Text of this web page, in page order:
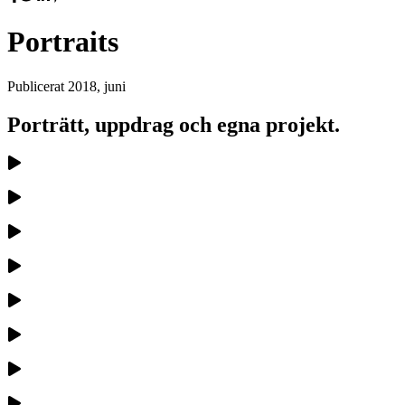
Portraits
Publicerat 2018, juni
Porträtt, uppdrag och egna projekt.